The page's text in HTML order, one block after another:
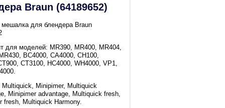
Braun (64189652)
мешалка для блендера Braun
для моделей: MR390, MR400, MR404,
BC4000, CA4000, CH100,
CT3100, HC4000, WH4000, VP1,
Minipimer, Multiquick
Minipimer advantage, Multiquick fresh,
fresh, Multiquick Harmony.